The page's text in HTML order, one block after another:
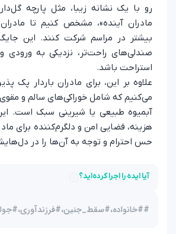
مثل پارچه گل‌دار یا تابلو «جایگاه
مشخص کنیم تا مادران باردار با آرامش
شرکت کنند. این جایگاه می‌تواند شامل
نزدیکی به ورودی و فضای بازتر برای
مادران باردار پک پذیرایی ویژه‌ای آماده
سالم و مقوی مثل خرما، مغزها،
شیرینی سبک است. این طرح، با کمترین
و دلگرم‌کننده برای مادران ایجاد می‌کند و
به آن‌ها را در دل‌هایشان قرار میده.